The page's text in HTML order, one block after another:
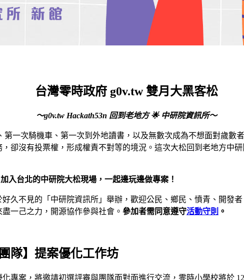
台灣零時政府 g0v.tw 雙月大黑客松
～g0v.tw Hackath53n 回到老地方 🌟 中研院資訊所～
第一次騎機車、第一次到外地讀書，以及無數次成為不想面對歲數
卻沒有投票權，形成權責不對等的境況。這次大松回到老地方中
入台北的中研院大松現場，一起邊玩邊做專案！
好久不見的「中研院資訊所」舉辦，歡迎公民、鄉民、憤青、開發
一己之力，開源協作參與社會。 參加者需同意遵守活動守則 。
隊】提案優化工作坊
專案，將邀請初選評審與團隊面對面進行交流，零時小學校將於